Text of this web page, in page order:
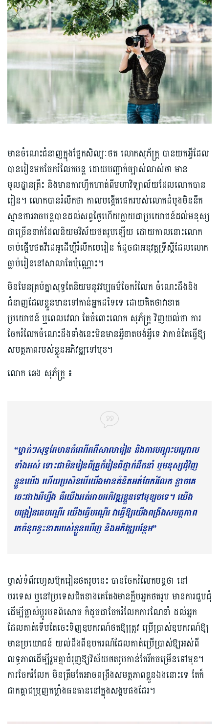
មានចំណេះជំនាញក្នុងផ្នែកសិល្បៈថត លោកសុភ័ក្រ្ត បានយកអ្វីដែល
បានរៀនមកចែករំលែកបន្ត ដោយបញ្ជាក់ច្បាស់លាស់ថា មាន
មូលដ្ឋានគ្រឹះ និងមានការហ្វឹកហាត់ពីមហាវិទ្យាល័យដែលលោកបាន
រៀន។ លោកបានរំលឹកថា កាលបង្កើតផេករបស់លោកដំបូងមិននឹក
ស្មានថាអាចបន្តបានដល់សព្វថ្ងៃហើយក្លាយជាប្រយោជន៍ដល់មនុស្ស
ជាច្រើននាក់ដែលនិយមវិស័យថតរូបឡើយ ដោយកាលនោះលោក
ចាប់ផ្ដើមថតវីដេអូដើម្បីរំលឹកមេរៀន ក៏ដូចជាអនុវត្តទ្រឹស្ដីដែលលោក
ធ្លាប់រៀននៅសាលាតែប៉ុណ្ណោះ។
មិនមែនគ្រប់គ្នាសុទ្ធតែនិយមនូវវប្បធម៌ចែករំលែក ចំណេះដឹងនិង
ជំនាញដែលខ្លួនមានទៅកាន់អ្នកដទៃទេ ដោយគិតថាវាខាត
ប្រយោជន៍ ឬពេលវេលា​ តែចំពោះលោក សុភ័ក្រ្ត វិញយល់ថា ការ
ចែករំលែកចំណេះដឹងទាំងនេះមិនមានអ្វីខាតបង់អ្វីទេ វាកាន់តែធ្វើឱ្យ
សមត្ថភាពរបស់ខ្លួនអភិវឌ្ឍទៅមុខ។
លោក ឆេង សុភ័ក្រ្ត ៖
“ម្នាក់ៗសុទ្ធតែមានកំណើតពីសាលារៀន និងការបណ្ដុះបណ្ដាល
ទាំងអស់ ទោះជាមិនរៀនពីគ្រូក៏រៀនពីថ្នាក់ដឹកនាំ ឬមនុស្សជុំវិញ
ខ្លួនយើង ហើយប្រសិនបើយើងមានគំនិតអត់ចែករំលែក ខ្លាចគេ
ចេះជាងអីហ្នឹង គឺយើងអត់អាចអភិវឌ្ឍខ្លួនទៅមុខរួចទេ។យើង
បង្រៀនគេបណ្ដើរ យើងធ្វើបណ្ដើរ វាធ្វើឱ្យយើងពង្រឹងសមត្ថភាព
រកចំនុចខ្វះខាតរបស់ខ្លួនឃើញ និងអភិវឌ្ឍបន្ថែម”
ម្ចាស់ទំព័រហ្វេសប៊ុករៀនថតរូបនេះ បានចែករំលែកបន្តថា នៅ
បរទេស​ ឬនៅប្រទេសជិតខាងគេតែងមានក្លឹបអ្នកថតរូប មានការជួបជុំ
ដើម្បីផ្លាស់ប្ដូរបទពិសោធ ក៏ដូចជាចែករំលែកការណែនាំ ដល់អ្នក
ដែលគាត់ទើបតែចេះទិញឧបករណ៍ថតឱ្យត្រូវ ប្រើប្រាស់ឧបករណ៍ឱ្យ
មានប្រយោជន៍ យល់ដឹងពីឧបករណ៍ដែលគាត់ប្រើប្រាស់ឱ្យអស់ពី
លទ្ធភាពដើម្បីរួមគ្នាជំរុញឱ្យវិស័យថតរូបកាន់តែរីកចម្រើនទៅមុខ។
ការចែករំលែក មិនត្រឹមតែអាចពង្រឹងសមត្ថភាពខ្លួនឯងនោះទេ តែក៏
ជាកត្តាជម្រុញកម្លាំងធនធាននៅក្នុងសង្គមផងដែរ។